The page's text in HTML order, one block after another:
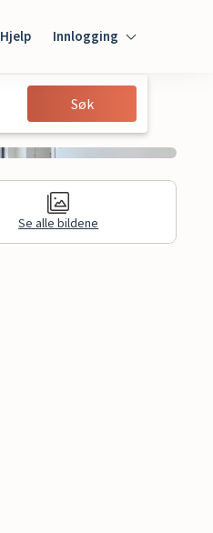
Hjelp Innlogging
Innlogging
Gjest
Søk
Se alle bildene